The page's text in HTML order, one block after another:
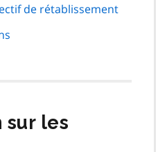
de rétablissement
sur les